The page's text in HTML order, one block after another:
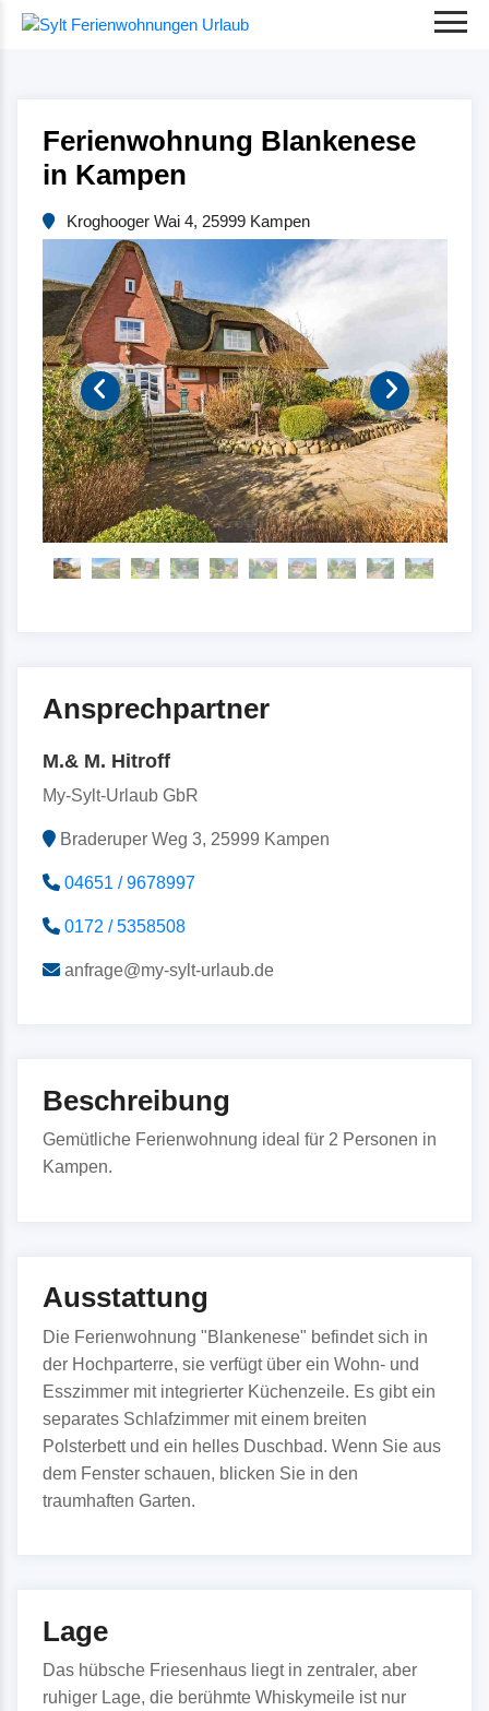
Ferienwohnung Blankenese
in Kampen
Kroghooger Wai 4, 25999 Kampen
Ansprechpartner
M.& M. Hitroff
My-Sylt-Urlaub GbR
Braderuper Weg 3, 25999 Kampen
04651 / 9678997
0172 / 5358508
anfrage@my-sylt-urlaub.de
Beschreibung
Gemütliche Ferienwohnung ideal für 2 Personen in
Kampen.
Ausstattung
Die Ferienwohnung "Blankenese" befindet sich in
der Hochparterre, sie verfügt über ein Wohn- und
Esszimmer mit integrierter Küchenzeile. Es gibt ein
separates Schlafzimmer mit einem breiten
Polsterbett und ein helles Duschbad. Wenn Sie aus
dem Fenster schauen, blicken Sie in den
traumhaften Garten.
Lage
Das hübsche Friesenhaus liegt in zentraler, aber
ruhiger Lage, die berühmte Whiskymeile ist nur